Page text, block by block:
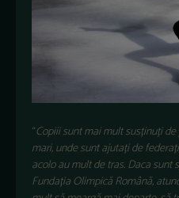
“Copiii sunt mai mult susținuți
mari, unde sunt ajutați de
acolo au mult de tras. Daca
Fundația Olimpică Română,